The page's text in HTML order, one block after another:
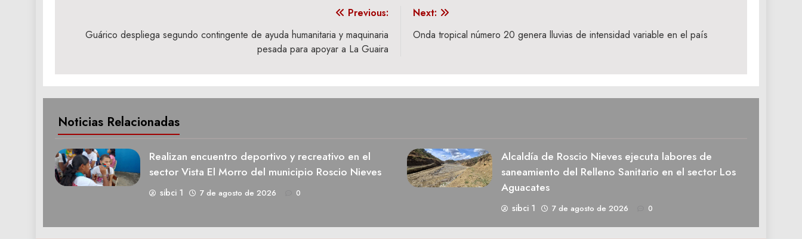
Previous:
Guárico despliega segundo contingente de ayuda humanitaria y maquinaria
pesada para apoyar a La Guaira
Next:
Onda tropical número 20 genera lluvias de intensidad variable en el país
Noticias Relacionadas
Realizan encuentro deportivo y recreativo en el
sector Vista El Morro del municipio Roscio Nieves
sibci 1 7 de agosto de 2026 0
Alcaldía de Roscio Nieves ejecuta labores de
saneamiento del Relleno Sanitario en el sector Los
Aguacates
sibci 1 7 de agosto de 2026 0